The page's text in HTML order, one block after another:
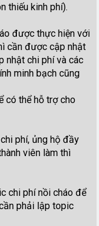
thiếu kinh phí).
được thực hiện với
cần được cập nhật
nhật chi phí và các
minh bạch cũng
có thể hỗ trợ cho
phí, ủng hộ đầy
viên làm thì
chi phí nồi cháo để
phải lập topic